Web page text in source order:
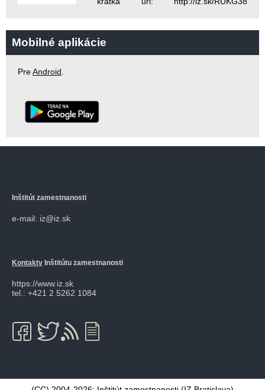
Mobilné aplikácie
PreAndroid.
Inštitút zamestnanosti
e-mail: iz@iz.sk
Kontakty Inštitútu zamestnanosti
https://www.iz.sk
tel.: +421 2 5262 1084